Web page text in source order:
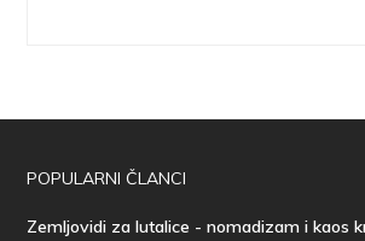
POPULARNI ČLANCI
Zemljovidi za lutalice - nomadizam i kaos